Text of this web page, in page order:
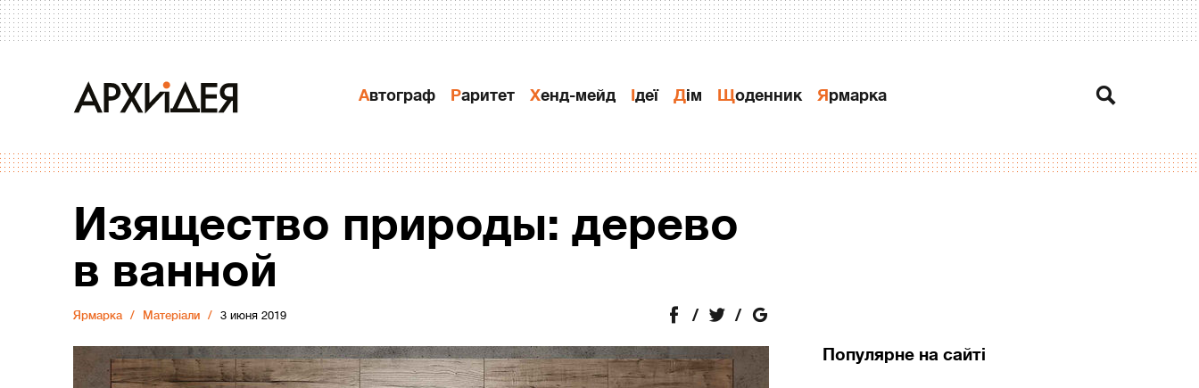
Автограф Раритет Хенд-мейд Ідеї Дiм Щоденник Ярмарка
Изящество природы: дерево
в ванной
Ярмарка Матеріали 3 июня 2019
Популярне на сайті